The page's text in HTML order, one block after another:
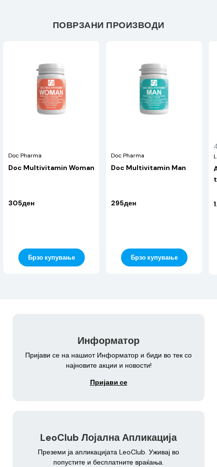
ПОВРЗАНИ ПРОИЗВОДИ
Doc Pharma
Doc Multivitamin Woman
305ден
Брзо купување
Doc Pharma
Doc Multivitamin Man
295ден
Брзо купување
Информатор
Пријави се на нашиот Информатор и биди во тек со
најновите акции и новости!
Пријави се
LeoClub Лојална Апликација
Преземи ја апликацијата LeoClub. Уживај во
попустите и бесплатните враќања.